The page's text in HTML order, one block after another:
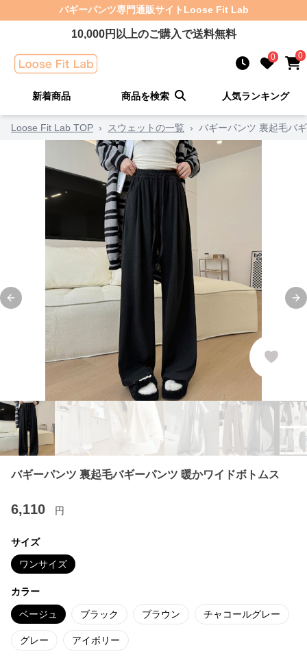
バギーパンツ専門通販サイト Loose Fit Lab
10,000円以上のご購入で送料無料
0 0
新着商品 商品を検索 人気ランキング
Loose Fit Lab TOP › スウェットの一覧 › バギーパンツ 裏起毛バ
Previous slide
バギーパンツ 裏起毛バギーパンツ 暖かワイドボトムス
6,110 円
サイズ
ワンサイズ
カラー
ベージュ ブラック ブラウン チャコールグレー
グレー アイボリー